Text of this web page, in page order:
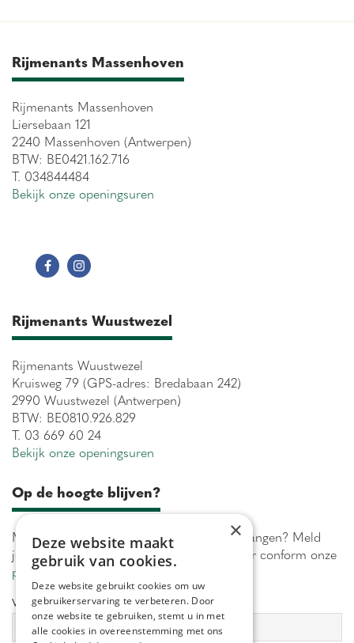
Rijmenants Massenhoven
Rijmenants Massenhoven
Liersebaan 121
2240 Massenhoven (Antwerpen)
BTW: BE0421.162.716
T. 034844484
Bekijk onze openingsuren
Rijmenants Wuustwezel
Rijmenants Wuustwezel
Kruisweg 79 (GPS-adres: Bredabaan 242)
2990 Wuustwezel (Antwerpen)
BTW: BE0810.926.829
T. 03 669 60 24
Bekijk onze openingsuren
Op de hoogte blijven?
Maximaal 1 keer per week onze acties ontvangen? Meld
je aan! Wij verwerken jouw gegevens secuur conform onze
privacy policy.
Voornaam: Achternaam:
×
Deze website maakt
gebruik van cookies.
Deze website gebruikt cookies om uw
gebruikerservaring te verbeteren. Door
onze website te gebruiken, stemt u in met
alle cookies in overeenstemming met ons